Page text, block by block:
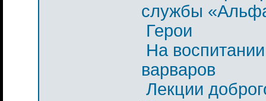
службы
Герои
На
варваров
Лекции